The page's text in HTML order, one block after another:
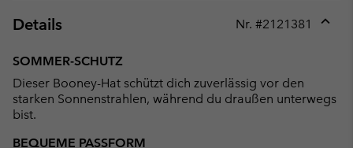
Details Nr. #2121381
SOMMER-SCHUTZ
Dieser Booney-Hat schützt dich zuverlässig vor den
starken Sonnenstrahlen, während du draußen unterwegs
bist.
BEQUEME PASSFORM